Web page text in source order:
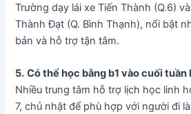
Trường dạy lái xe Tiến Thành (Q.6)
Thành Đạt (Q. Bình Thạnh), nổi bật
bản và hỗ trợ tận tâm.
5. Có thể học bằng b1 vào cuối tuần
Nhiều trung tâm hỗ trợ lịch học linh
7, chủ nhật để phù hợp với người đi